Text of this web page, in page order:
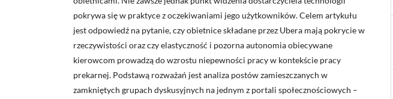
pokrywa się w praktyce z oczekiwaniami jego użytkowników. Celem artykułu
jest odpowiedź na pytanie, czy obietnice składane przez Ubera mają pokrycie w
rzeczywistości oraz czy elastyczność i pozorna autonomia obiecywane
kierowcom prowadzą do wzrostu niepewności pracy w kontekście pracy
prekarnej. Podstawą rozważań jest analiza postów zamieszczanych w
zamkniętych grupach dyskusyjnych na jednym z portali społecznościowych –